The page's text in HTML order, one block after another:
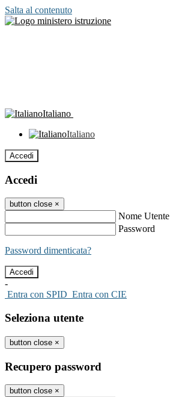
Salta al contenuto
Italiano
Italiano
Accedi
Accedi
button close ×
Nome Utente
Password
Password dimenticata?
-
Entra con SPID Entra con CIE
Seleziona utente
button close ×
Recupero password
button close ×